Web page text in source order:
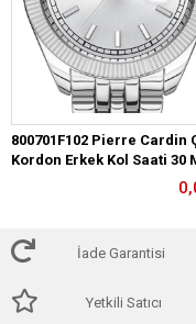
800701F102 Pierre Cardin
Kordon Erkek Kol Saati 30
İade Garantisi
Yetkili Satıcı